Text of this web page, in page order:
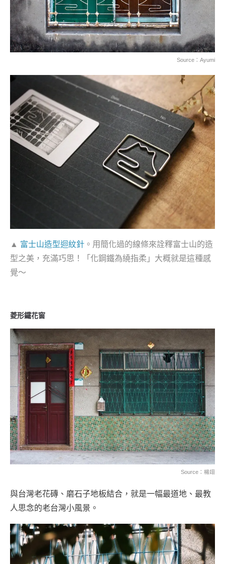
Source：Ayumi
▲ 富士山造型迴紋針 。用簡化過的線條來詮釋富士山的造
型之美，充滿巧思！「化鋼鐵為繞指柔」大概就是這種感
覺～
菱形鐵花窗
Source：楊翊
與台灣老花磚、磨石子地板結合，就是一幅最道地、最教
人思念的老台灣小風景。